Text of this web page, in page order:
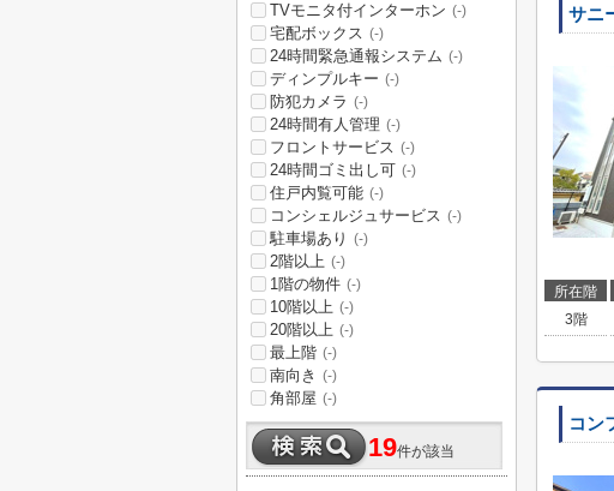
サニ
所在階
3階
コン
TVモニタ付インターホン (-)
宅配ボックス (-)
24時間緊急通報システム (-)
ディンプルキー (-)
防犯カメラ (-)
24時間有人管理 (-)
フロントサービス (-)
24時間ゴミ出し可 (-)
住戸内覧可能 (-)
コンシェルジュサービス (-)
駐車場あり (-)
2階以上 (-)
1階の物件 (-)
10階以上 (-)
20階以上 (-)
最上階 (-)
南向き (-)
角部屋 (-)
19件が該当